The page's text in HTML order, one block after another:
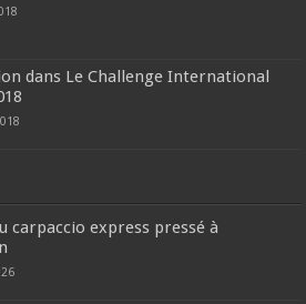
dans Le Challenge International
carpaccio express pressé à